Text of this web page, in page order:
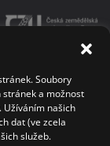
Soubory
a možnost
Užíváním našich
dat (ve zcela
služeb.
ÚDAJŮ